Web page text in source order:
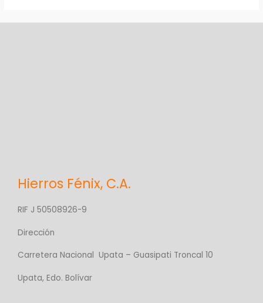
Hierros Fénix, C.A.
RIF J 50508926-9
Dirección
Carretera Nacional Upata – Guasipati Troncal 10
Upata, Edo. Bolívar